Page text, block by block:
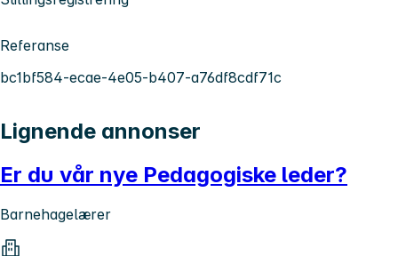
Referanse
bc1bf584-ecae-4e05-b407-a76df8cdf71c
Lignende annonser
Er du vår nye Pedagogiske leder?
Barnehagelærer